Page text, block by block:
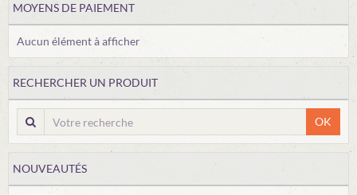
MOYENS DE PAIEMENT
Aucun élément à afficher
RECHERCHER UN PRODUIT
OK
NOUVEAUTÉS